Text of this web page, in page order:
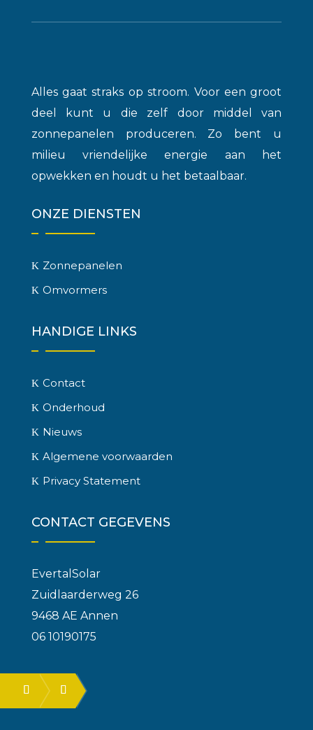
Alles gaat straks op stroom. Voor een groot
deel kunt u die zelf door middel van
zonnepanelen produceren. Zo bent u
milieu vriendelijke energie aan het
opwekken en houdt u het betaalbaar.
ONZE DIENSTEN
Zonnepanelen
Omvormers
HANDIGE LINKS
Contact
Onderhoud
Nieuws
Algemene voorwaarden
Privacy Statement
CONTACT GEGEVENS
EvertalSolar
Zuidlaarderweg 26
9468 AE Annen
06 10190175